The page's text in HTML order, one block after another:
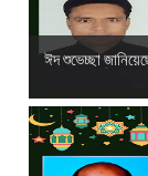
ঈদ শুভেচ্ছা